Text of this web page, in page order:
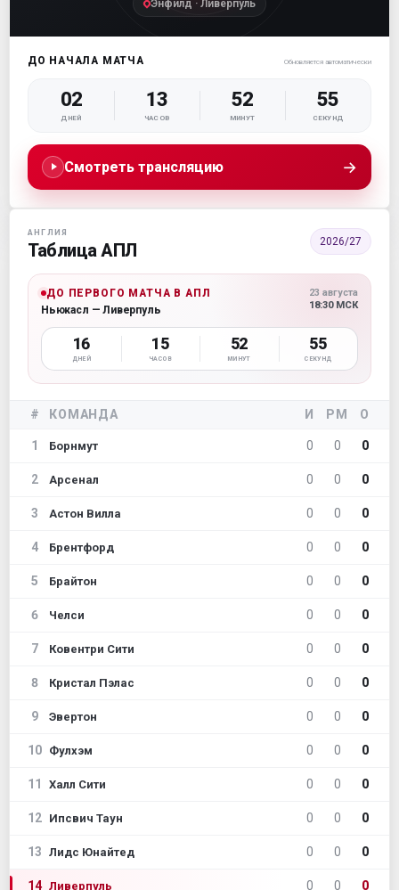
Энфилд · Ливерпуль
ДО НАЧАЛА МАТЧА Обновляется автоматически
02
ДНЕЙ
13
ЧАСОВ
52
МИНУТ
54
СЕКУНД
Смотреть трансляцию →
АНГЛИЯ
Таблица АПЛ 2026/27
ДО ПЕРВОГО МАТЧА В АПЛ
Ньюкасл — Ливерпуль
23 августа
18:30 МСК
16
ДНЕЙ
15
ЧАСОВ
52
МИНУТ
54
СЕКУНД
# КОМАНДА И РМ О
1 Борнмут 0 0 0
2 Арсенал 0 0 0
3 Астон Вилла 0 0 0
4 Брентфорд 0 0 0
5 Брайтон 0 0 0
6 Челси 0 0 0
7 Ковентри Сити 0 0 0
8 Кристал Пэлас 0 0 0
9 Эвертон 0 0 0
10 Фулхэм 0 0 0
11 Халл Сити 0 0 0
12 Ипсвич Таун 0 0 0
13 Лидс Юнайтед 0 0 0
14 Ливерпуль 0 0 0